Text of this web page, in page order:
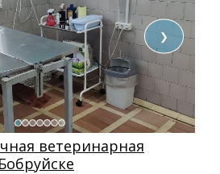
❯
ветеринарная